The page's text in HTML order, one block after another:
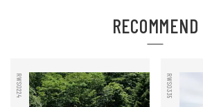
RECOMMEND
RWS0224 RWS0335